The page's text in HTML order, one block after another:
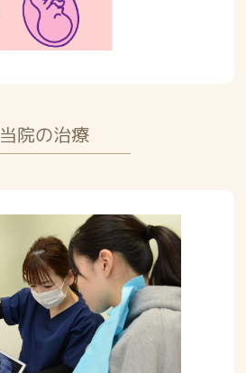
当院の治療